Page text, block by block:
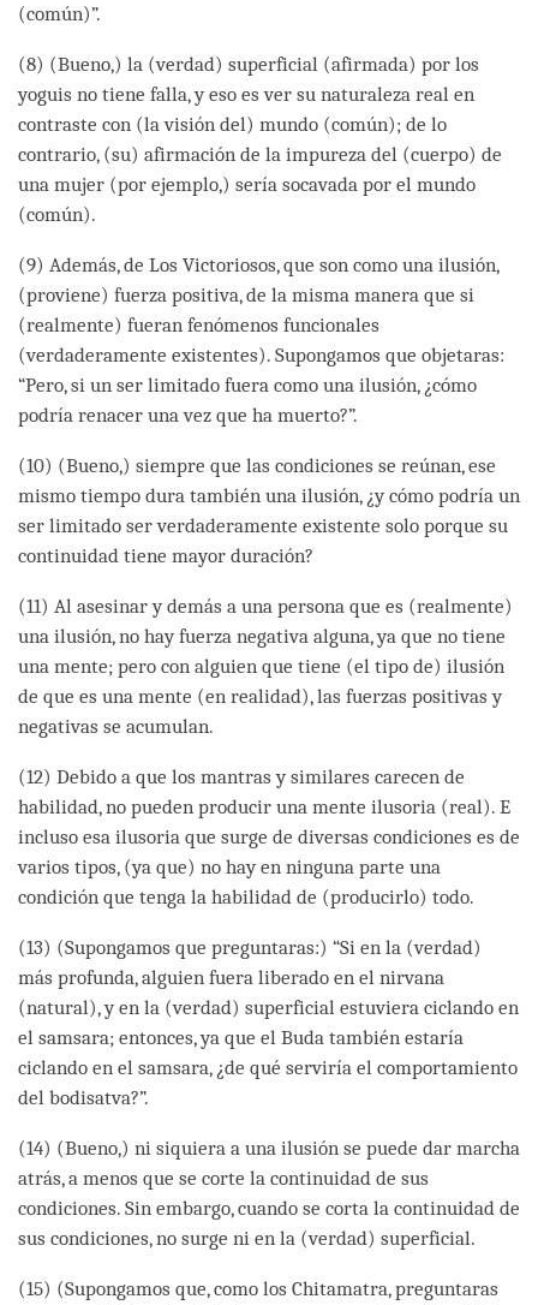
(común)”.
(8) (Bueno,) la (verdad) superficial (afirmada) por los
yoguis no tiene falla, y eso es ver su naturaleza real en
contraste con (la visión del) mundo (común); de lo
contrario, (su) afirmación de la impureza del (cuerpo) de
una mujer (por ejemplo,) sería socavada por el mundo
(común).
(9) Además, de Los Victoriosos, que son como una ilusión,
(proviene) fuerza positiva, de la misma manera que si
(realmente) fueran fenómenos funcionales
(verdaderamente existentes). Supongamos que objetaras:
“Pero, si un ser limitado fuera como una ilusión, ¿cómo
podría renacer una vez que ha muerto?”.
(10) (Bueno,) siempre que las condiciones se reúnan, ese
mismo tiempo dura también una ilusión, ¿y cómo podría un
ser limitado ser verdaderamente existente solo porque su
continuidad tiene mayor duración?
(11) Al asesinar y demás a una persona que es (realmente)
una ilusión, no hay fuerza negativa alguna, ya que no tiene
una mente; pero con alguien que tiene (el tipo de) ilusión
de que es una mente (en realidad), las fuerzas positivas y
negativas se acumulan.
(12) Debido a que los mantras y similares carecen de
habilidad, no pueden producir una mente ilusoria (real). E
incluso esa ilusoria que surge de diversas condiciones es de
varios tipos, (ya que) no hay en ninguna parte una
condición que tenga la habilidad de (producirlo) todo.
(13) (Supongamos que preguntaras:) “Si en la (verdad)
más profunda, alguien fuera liberado en el nirvana
(natural), y en la (verdad) superficial estuviera ciclando en
el samsara; entonces, ya que el Buda también estaría
ciclando en el samsara, ¿de qué serviría el comportamiento
del bodisatva?”.
(14) (Bueno,) ni siquiera a una ilusión se puede dar marcha
atrás, a menos que se corte la continuidad de sus
condiciones. Sin embargo, cuando se corta la continuidad de
sus condiciones, no surge ni en la (verdad) superficial.
(15) (Supongamos que, como los Chitamatra, preguntaras